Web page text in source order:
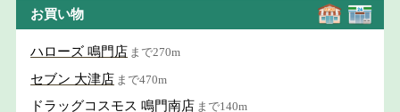
お買い物
ハローズ 鳴門店 まで270m
セブン 大津店 まで470m
ドラッグコスモス 鳴門南店 まで140m